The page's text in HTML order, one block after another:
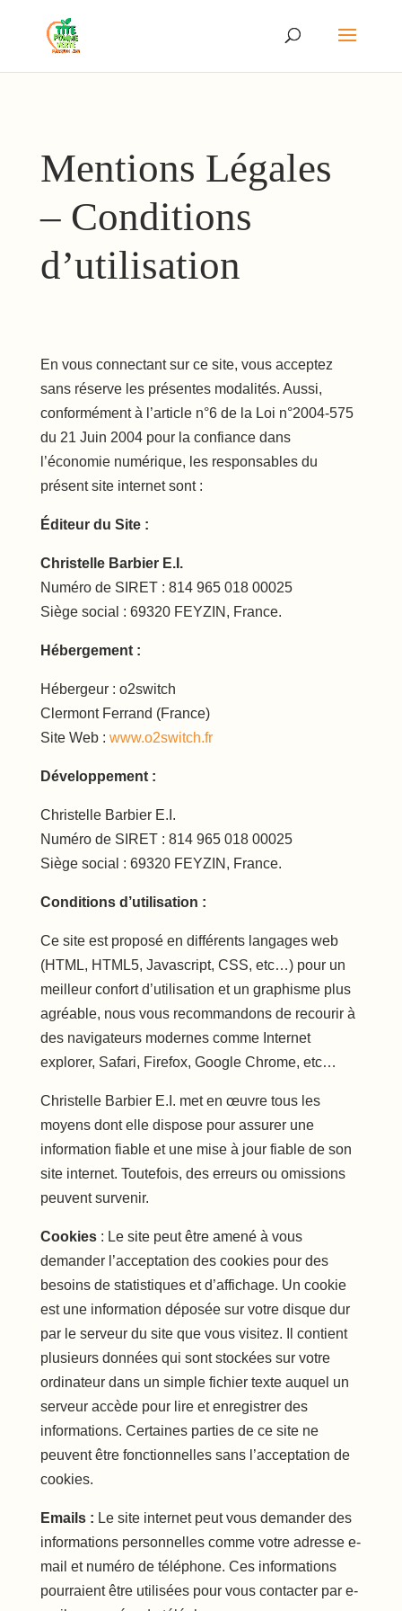
Mentions Légales
– Conditions
d’utilisation
En vous connectant sur ce site, vous acceptez
sans réserve les présentes modalités. Aussi,
conformément à l’article n°6 de la Loi n°2004-575
du 21 Juin 2004 pour la confiance dans
l’économie numérique, les responsables du
présent site internet sont :
Éditeur du Site :
Christelle Barbier E.I.
Numéro de SIRET : 814 965 018 00025
Siège social : 69320 FEYZIN, France.
Hébergement :
Hébergeur : o2switch
Clermont Ferrand (France)
Site Web : www.o2switch.fr
Développement :
Christelle Barbier E.I.
Numéro de SIRET : 814 965 018 00025
Siège social : 69320 FEYZIN, France.
Conditions d’utilisation :
Ce site est proposé en différents langages web
(HTML, HTML5, Javascript, CSS, etc…) pour un
meilleur confort d’utilisation et un graphisme plus
agréable, nous vous recommandons de recourir à
des navigateurs modernes comme Internet
explorer, Safari, Firefox, Google Chrome, etc…
Christelle Barbier E.I. met en œuvre tous les
moyens dont elle dispose pour assurer une
information fiable et une mise à jour fiable de son
site internet. Toutefois, des erreurs ou omissions
peuvent survenir.
Cookies : Le site peut être amené à vous
demander l’acceptation des cookies pour des
besoins de statistiques et d’affichage. Un cookie
est une information déposée sur votre disque dur
par le serveur du site que vous visitez. Il contient
plusieurs données qui sont stockées sur votre
ordinateur dans un simple fichier texte auquel un
serveur accède pour lire et enregistrer des
informations. Certaines parties de ce site ne
peuvent être fonctionnelles sans l’acceptation de
cookies.
Emails : Le site internet peut vous demander des
informations personnelles comme votre adresse e-
mail et numéro de téléphone. Ces informations
pourraient être utilisées pour vous contacter par e-